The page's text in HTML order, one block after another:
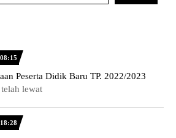
Peserta Didik Baru TP. 2022/2023
lewat